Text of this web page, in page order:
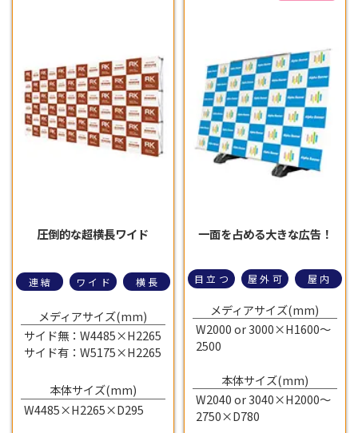
圧倒的な超横長ワイド
連結 ワイド 横長
メディアサイズ(mm)
サイド無：W4485×H2265
サイド有：W5175×H2265
本体サイズ(mm)
W4485×H2265×D295
一面を占める大きな広告！
目立つ 屋外可 屋内
メディアサイズ(mm)
W2000 or 3000×H1600～
2500
本体サイズ(mm)
W2040 or 3040×H2000～
2750×D780